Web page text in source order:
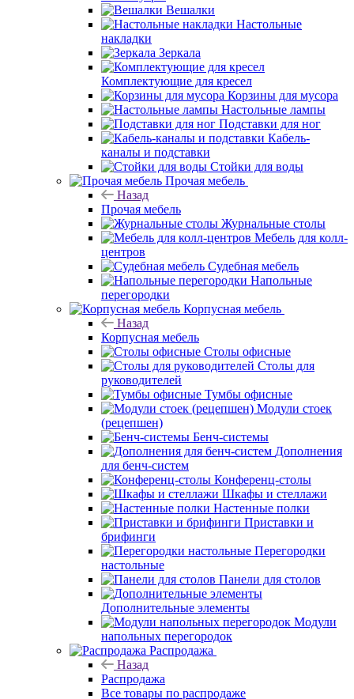
Вешалки
Настольные
накладки
Зеркала
Комплектующие для кресел
Корзины для мусора
Настольные лампы
Подставки для ног
Кабель-
каналы и подставки
Стойки для воды
Прочая мебель
Назад
Прочая мебель
Журнальные столы
Мебель для колл-
центров
Судебная мебель
Напольные
перегородки
Корпусная мебель
Назад
Корпусная мебель
Столы офисные
Столы для
руководителей
Тумбы офисные
Модули стоек
(рецепшен)
Бенч-системы
Дополнения
для бенч-систем
Конференц-столы
Шкафы и стеллажи
Настенные полки
Приставки и
брифинги
Перегородки
настольные
Панели для столов
Дополнительные элементы
Модули
напольных перегородок
Распродажа
Назад
Распродажа
Все товары по распродаже